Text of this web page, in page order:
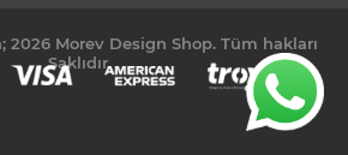
2026 Morev Design Shop. Tüm hakları
Saklıdır.